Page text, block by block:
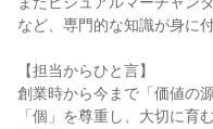
など、専門的な知識が身に付
【担当からひと言】
創業時から今まで「価値の
「個」を尊重し、大切に育